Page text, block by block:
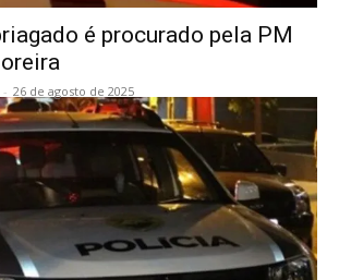
é procurado pela PM
- 26 de agosto de 2025